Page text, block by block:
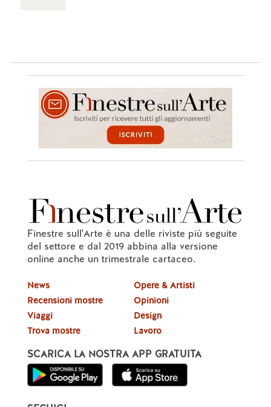
Finestre sull'Arte è una delle riviste più seguite
del settore e dal 2019 abbina alla versione
online anche un trimestrale cartaceo.
News
Recensioni mostre
Viaggi
Trova mostre
Opere & Artisti
Opinioni
Design
Lavoro
SCARICA LA NOSTRA APP GRATUITA